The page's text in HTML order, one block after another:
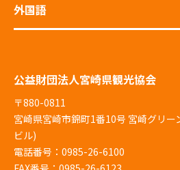
外国語
公益財団法人宮崎県観光協会
〒880-0811
宮崎県宮崎市錦町1番10号 宮崎グリ
ビル)
電話番号：0985-26-6100